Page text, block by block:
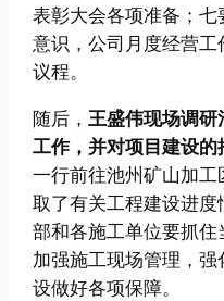
表彰大会各项准备；
意识，公司月度经营工
议程。
随后，王盛伟现场调
工作，并对项目建设
一行前往池州矿山加
取了有关工程建设进
部和各施工单位要抓住
加强施工现场管理，
设做好各项保障。